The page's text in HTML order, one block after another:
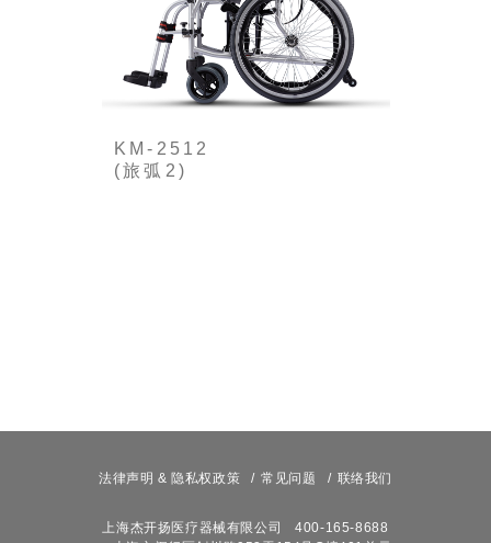
KM-2512
(旅弧2)
法律声明 & 隐私权政策 常见问题 联络我们
上海杰开扬医疗器械有限公司
400-165-8688